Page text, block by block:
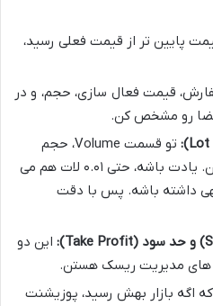
پایین تر از قیمت فعلی رسید،
قیمت فعال سازی، حجم، و در
رو مشخص کن.
تو قسمت Volume، حجم
معاملاتی ات رو مشخص کن. یادت باشه، حتی ۰.۰۱ لات هم می
داشته باشه. پس با دقت
این دو
های مدیریت ریسک هستن.
اگه بازار بهش رسید، پوزیشنت